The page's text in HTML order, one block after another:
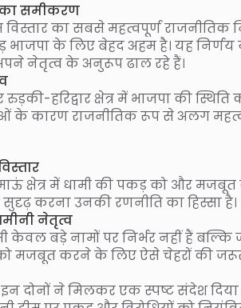
का समीकरण
का सबसे महत्वपूर्ण राजनीतिक
के लिए बेहद अहम है। यह निर्णय
नेतृत्व के अनुरूप ढाल रहे हैं।
रुड़की-हरिद्वार क्षेत्र में भाजपा की
के कारण राजनीतिक रूप से अलग
क्षेत्र में धामी की पकड़ को और मजबूत
करना उनकी रणनीति का हिस्सा है।
नेतृत्व
केवल बड़े नामों पर निर्भर नहीं हैं
को मजबूत करने के लिए ऐसे चेहरों की
दोनों ने मिलकर एक स्पष्ट संदेश